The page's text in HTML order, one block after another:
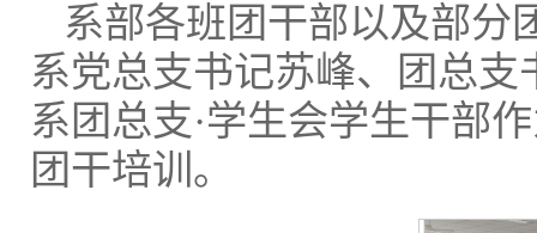
系部各班团干部以及部分
系党总支书记苏峰、团总
系团总支·学生会学生干部
团干培训。